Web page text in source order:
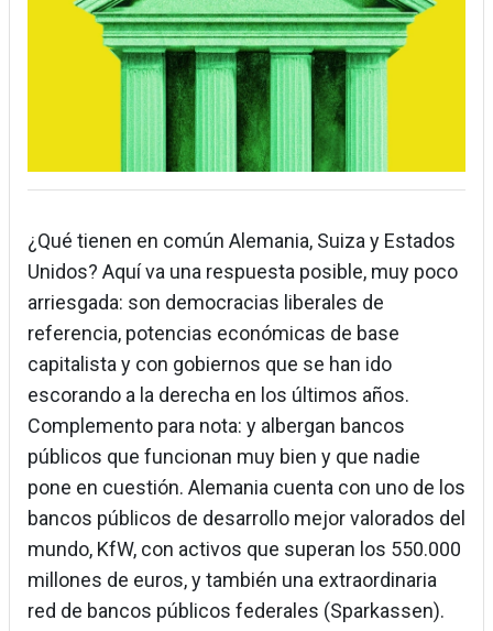
¿Qué tienen en común Alemania, Suiza y Estados
Unidos? Aquí va una respuesta posible, muy poco
arriesgada: son democracias liberales de
referencia, potencias económicas de base
capitalista y con gobiernos que se han ido
escorando a la derecha en los últimos años.
Complemento para nota: y albergan bancos
públicos que funcionan muy bien y que nadie
pone en cuestión. Alemania cuenta con uno de los
bancos públicos de desarrollo mejor valorados del
mundo, KfW, con activos que superan los 550.000
millones de euros, y también una extraordinaria
red de bancos públicos federales (Sparkassen).